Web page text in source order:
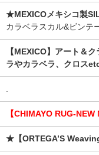
★MEXICOメキシコ製
カラベラスカル&ビンテ
【MEXICO】アート＆
ラやカラベラ、クロス
.
【CHIMAYO RUG-
★【ORTEGA’S